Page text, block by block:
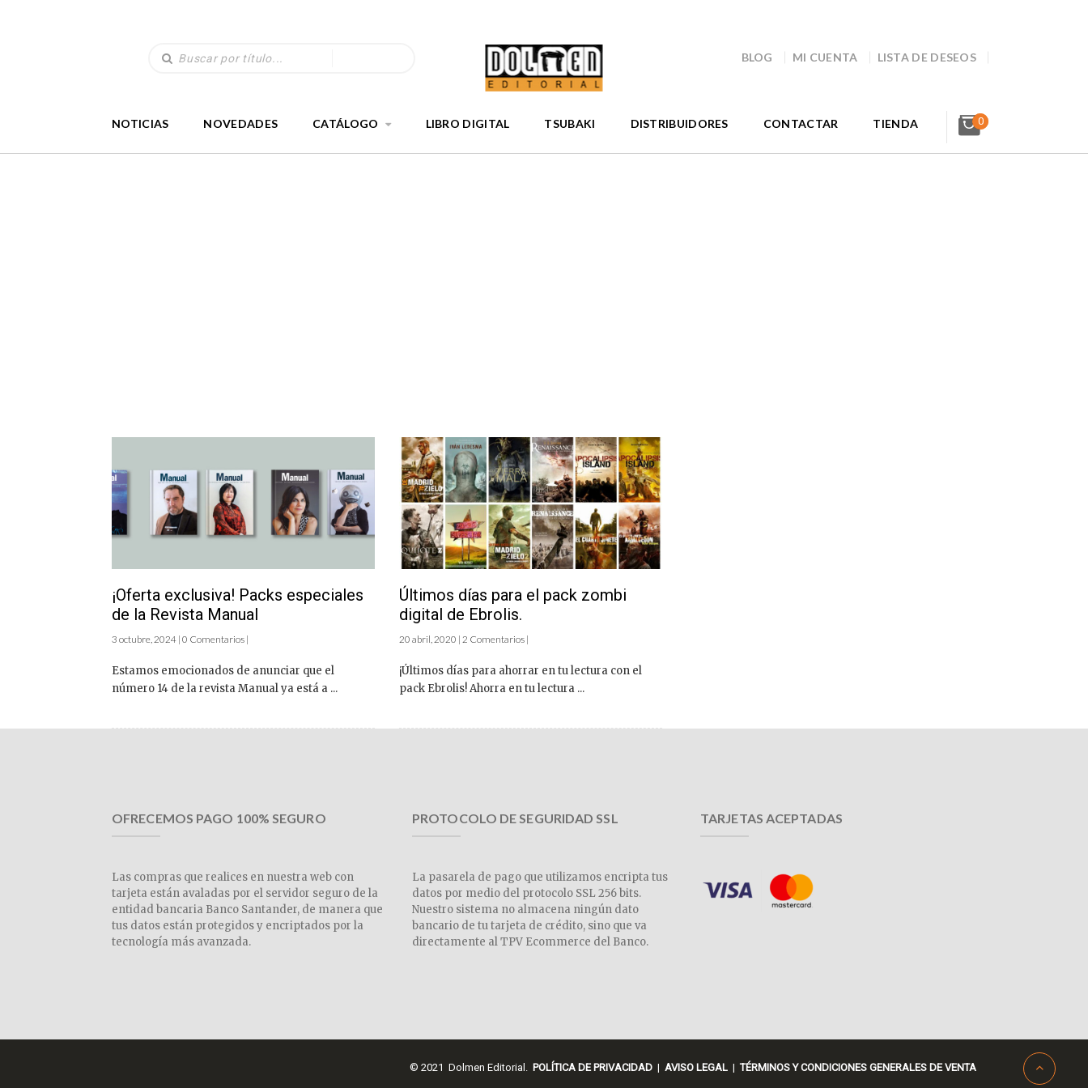
BLOG MI CUENTA LISTA DE DESEOS
NOTICIAS NOVEDADES CATÁLOGO LIBRO DIGITAL TSUBAKI DISTRIBUIDORES CONTACTAR TIENDA 0
¡Oferta exclusiva! Packs especiales
de la Revista Manual
3 octubre, 2024 | 0 Comentarios |
Estamos emocionados de anunciar que el
número 14 de la revista Manual ya está a ...
Últimos días para el pack zombi
digital de Ebrolis.
20 abril, 2020 | 2 Comentarios |
¡Últimos días para ahorrar en tu lectura con el
pack Ebrolis! Ahorra en tu lectura ...
OFRECEMOS PAGO 100% SEGURO
Las compras que realices en nuestra web con
tarjeta están avaladas por el servidor seguro de la
entidad bancaria Banco Santander, de manera que
tus datos están protegidos y encriptados por la
tecnología más avanzada.
PROTOCOLO DE SEGURIDAD SSL
La pasarela de pago que utilizamos encripta tus
datos por medio del protocolo SSL 256 bits.
Nuestro sistema no almacena ningún dato
bancario de tu tarjeta de crédito, sino que va
directamente al TPV Ecommerce del Banco.
TARJETAS ACEPTADAS
© 2021 Dolmen Editorial. POLÍTICA DE PRIVACIDAD | AVISO LEGAL |TÉRMINOS Y CONDICIONES GENERALES DE VENTA